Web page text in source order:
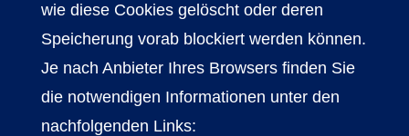
wie diese Cookies gelöscht oder deren
Speicherung vorab blockiert werden können.
Je nach Anbieter Ihres Browsers finden Sie
die notwendigen Informationen unter den
nachfolgenden Links: